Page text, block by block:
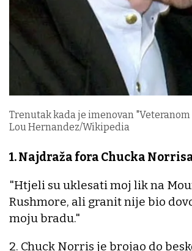
Trenutak kada je imenovan "Veteranom
Lou Hernandez/Wikipedia
1. Najdraža fora Chucka
"Htjeli su uklesati moj lik na
Rushmore, ali granit nije bio
moju bradu."
2. Chuck Norris je brojao do